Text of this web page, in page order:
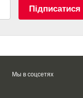
Підписатися
Мы в соцсетях